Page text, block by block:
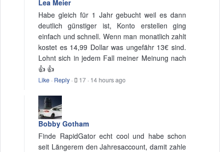
Lea Meier
Habe gleich für 1 Jahr gebucht weil es dann
deutlich günstiger ist, Konto erstellen ging
einfach und schnell. Wenn man monatlich zahlt
kostet es 14,99 Dollar was ungefähr 13€ sind.
Lohnt sich in jedem Fall meiner Meinung nach
👍 👍
Like · Reply · 17 · 14 hours ago
Bobby Gotham
Finde RapidGator echt cool und habe schon
seit Längerem den Jahresaccount, damit zahle